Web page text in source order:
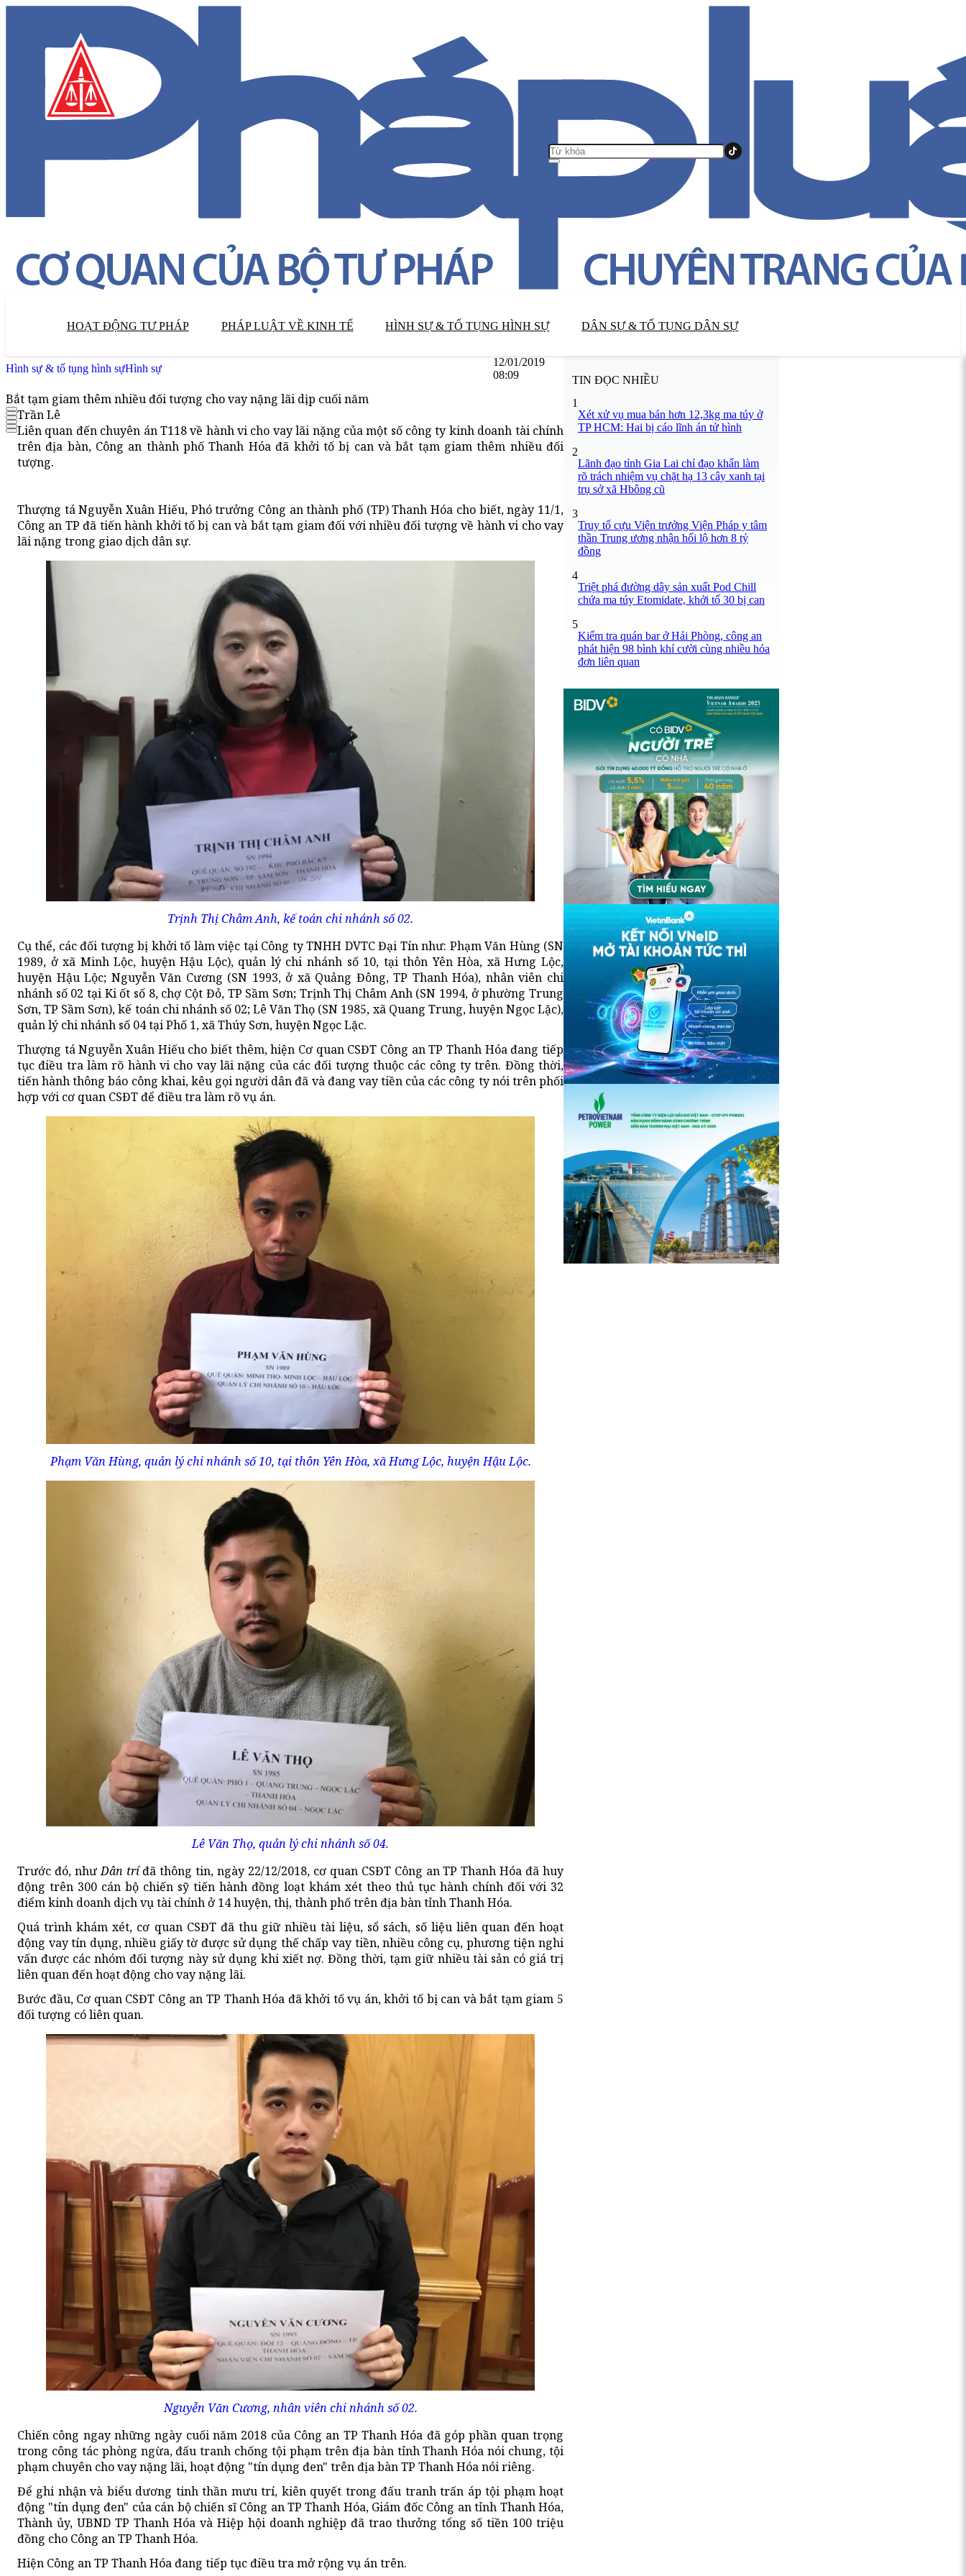
HOẠT ĐỘNG TƯ PHÁP PHÁP LUẬT VỀ KINH TẾ HÌNH SỰ & TỐ TỤNG HÌNH SỰ DÂN SỰ & TỐ TỤNG DÂN SỰ
Hình sự & tố tụng hình sựHình sự
12/01/2019
08:09
Bắt tạm giam thêm nhiều đối tượng cho vay nặng lãi dịp cuối năm
Trần Lê
Liên quan đến chuyên án T118 về hành vi cho vay lãi nặng của một số công ty kinh doanh tài chính
trên địa bàn, Công an thành phố Thanh Hóa đã khởi tố bị can và bắt tạm giam thêm nhiều đối
tượng.
Thượng tá Nguyễn Xuân Hiếu, Phó trưởng Công an thành phố (TP) Thanh Hóa cho biết, ngày 11/1,
Công an TP đã tiến hành khởi tố bị can và bắt tạm giam đối với nhiều đối tượng về hành vi cho vay
lãi nặng trong giao dịch dân sự.
Trịnh Thị Châm Anh, kế toán chi nhánh số 02.
Cụ thể, các đối tượng bị khởi tố làm việc tại Công ty TNHH DVTC Đại Tín như: Phạm Văn Hùng (SN
1989, ở xã Minh Lộc, huyện Hậu Lộc), quản lý chi nhánh số 10, tại thôn Yên Hòa, xã Hưng Lộc,
huyện Hậu Lộc; Nguyễn Văn Cương (SN 1993, ở xã Quảng Đông, TP Thanh Hóa), nhân viên chi
nhánh số 02 tại Ki ốt số 8, chợ Cột Đỏ, TP Sầm Sơn; Trịnh Thị Châm Anh (SN 1994, ở phường Trung
Sơn, TP Sầm Sơn), kế toán chi nhánh số 02; Lê Văn Thọ (SN 1985, xã Quang Trung, huyện Ngọc Lặc),
quản lý chi nhánh số 04 tại Phố 1, xã Thúy Sơn, huyện Ngọc Lặc.
Thượng tá Nguyễn Xuân Hiếu cho biết thêm, hiện Cơ quan CSĐT Công an TP Thanh Hóa đang tiếp
tục điều tra làm rõ hành vi cho vay lãi nặng của các đối tượng thuộc các công ty trên. Đồng thời,
tiến hành thông báo công khai, kêu gọi người dân đã và đang vay tiền của các công ty nói trên phối
hợp với cơ quan CSĐT để điều tra làm rõ vụ án.
Phạm Văn Hùng, quản lý chi nhánh số 10, tại thôn Yên Hòa, xã Hưng Lộc, huyện Hậu Lộc.
Lê Văn Thọ, quản lý chi nhánh số 04.
Trước đó, nhưDân tríđã thông tin, ngày 22/12/2018, cơ quan CSĐT Công an TP Thanh Hóa đã huy
động trên 300 cán bộ chiến sỹ tiến hành đồng loạt khám xét theo thủ tục hành chính đối với 32
điểm kinh doanh dịch vụ tài chính ở 14 huyện, thị, thành phố trên địa bàn tỉnh Thanh Hóa.
Quá trình khám xét, cơ quan CSĐT đã thu giữ nhiều tài liệu, sổ sách, số liệu liên quan đến hoạt
động vay tín dụng, nhiều giấy tờ được sử dụng thế chấp vay tiền, nhiều công cụ, phương tiện nghi
vấn được các nhóm đối tượng này sử dụng khi xiết nợ. Đồng thời, tạm giữ nhiều tài sản có giá trị
liên quan đến hoạt động cho vay nặng lãi.
Bước đầu, Cơ quan CSĐT Công an TP Thanh Hóa đã khởi tố vụ án, khởi tố bị can và bắt tạm giam 5
đối tượng có liên quan.
Nguyễn Văn Cương, nhân viên chi nhánh số 02.
Chiến công ngay những ngày cuối năm 2018 của Công an TP Thanh Hóa đã góp phần quan trọng
trong công tác phòng ngừa, đấu tranh chống tội phạm trên địa bàn tỉnh Thanh Hóa nói chung, tội
phạm chuyên cho vay nặng lãi, hoạt động "tín dụng đen" trên địa bàn TP Thanh Hóa nói riêng.
Để ghi nhận và biểu dương tinh thần mưu trí, kiên quyết trong đấu tranh trấn áp tội phạm hoạt
động "tín dụng đen" của cán bộ chiến sĩ Công an TP Thanh Hóa, Giám đốc Công an tỉnh Thanh Hóa,
Thành ủy, UBND TP Thanh Hóa và Hiệp hội doanh nghiệp đã trao thưởng tổng số tiền 100 triệu
đồng cho Công an TP Thanh Hóa.
Hiện Công an TP Thanh Hóa đang tiếp tục điều tra mở rộng vụ án trên.
TIN ĐỌC NHIỀU
1
Xét xử vụ mua bán hơn 12,3kg ma túy ở
TP HCM: Hai bị cáo lĩnh án tử hình
2
Lãnh đạo tỉnh Gia Lai chỉ đạo khẩn làm
rõ trách nhiệm vụ chặt hạ 13 cây xanh tại
trụ sở xã Hbông cũ
3
Truy tố cựu Viện trưởng Viện Pháp y tâm
thần Trung ương nhận hối lộ hơn 8 tỷ
đồng
4
Triệt phá đường dây sản xuất Pod Chill
chứa ma túy Etomidate, khởi tố 30 bị can
5
Kiểm tra quán bar ở Hải Phòng, công an
phát hiện 98 bình khí cười cùng nhiều hóa
đơn liên quan